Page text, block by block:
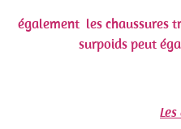
également les chaussures
surpoids peut